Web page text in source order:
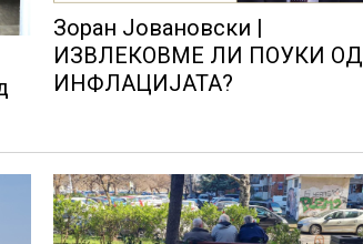
Зоран Јовановски |
ИЗВЛЕКОВМЕ ЛИ ПОУКИ ОД
ИНФЛАЦИЈАТА?